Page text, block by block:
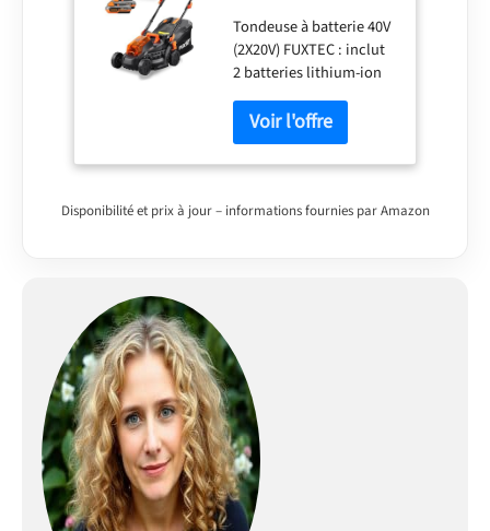
FUXTEC FX-
E1RM20-33 cm Set
avec 2 Batteries
2Ah et Double
Chargeur 2,4A
Tondeuse à batterie 40V
(2X20V) FUXTEC : inclut
2 batteries lithium-ion
une performance
puissante et durable.
Ainsi qu'une double
station de charge pour
simultanée. Travail
réglable de 25 à 65 mm
et une vitesse de
rotation de 3900 tours
par minute. Convient
aux zones difficiles
d'accès. Très légère et
maniable, fonctionne
sur batterie pour
Disponibilité et prix à jour – informations fournies par Amazon